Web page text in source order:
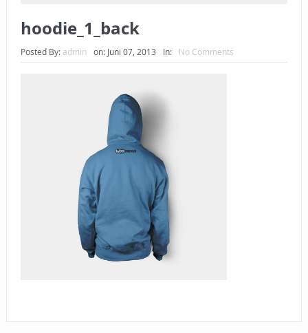
hoodie_1_back
Posted By: admin on: Juni 07, 2013 In: No Comments